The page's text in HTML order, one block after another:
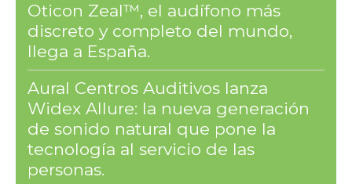
Oticon Zeal™, el audífono más
discreto y completo del mundo,
llega a España.
Aural Centros Auditivos lanza
Widex Allure: la nueva generación
de sonido natural que pone la
tecnología al servicio de las
personas.